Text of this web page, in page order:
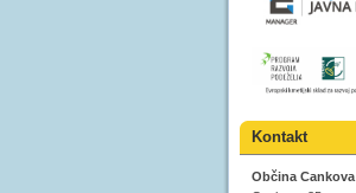
Kontakt
Občina Cankova